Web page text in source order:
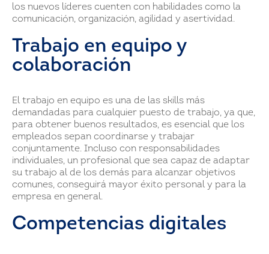
los nuevos líderes cuenten con habilidades como la
comunicación, organización, agilidad y asertividad.
Trabajo en equipo y
colaboración
El trabajo en equipo es una de las skills más
demandadas para cualquier puesto de trabajo, ya que,
para obtener buenos resultados, es esencial que los
empleados sepan coordinarse y trabajar
conjuntamente. Incluso con responsabilidades
individuales, un profesional que sea capaz de adaptar
su trabajo al de los demás para alcanzar objetivos
comunes, conseguirá mayor éxito personal y para la
empresa en general.
Competencias digitales